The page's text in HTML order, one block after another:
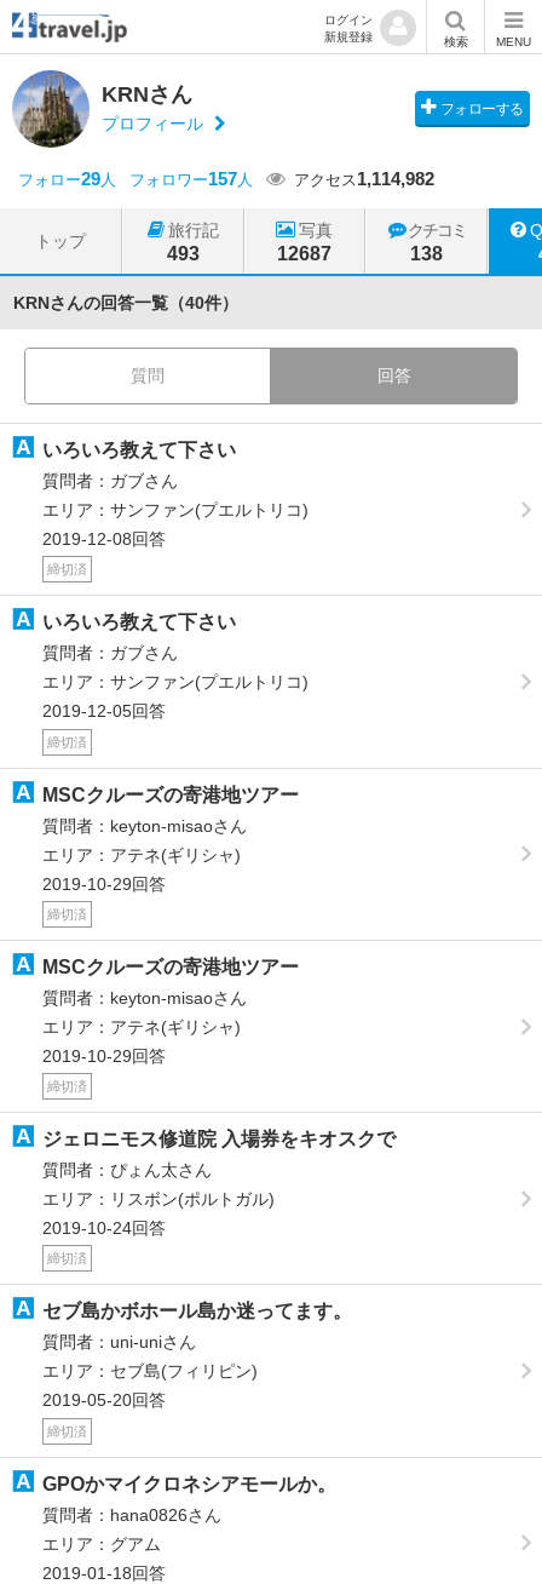
ログイン
新規登録
検索 MENU
KRNさん
プロフィール
フォローする
フォロー29人 フォロワー157人 アクセス1,114,982
トップ
旅行記
493
写真
12687
クチコミ
138
KRNさんの回答一覧（40件）
質問 回答
いろいろ教えて下さい
質問者：ガブさん
エリア：サンファン(プエルトリコ)
2019-12-08回答
締切済
いろいろ教えて下さい
質問者：ガブさん
エリア：サンファン(プエルトリコ)
2019-12-05回答
締切済
MSCクルーズの寄港地ツアー
質問者：keyton-misaoさん
エリア：アテネ(ギリシャ)
2019-10-29回答
締切済
MSCクルーズの寄港地ツアー
質問者：keyton-misaoさん
エリア：アテネ(ギリシャ)
2019-10-29回答
締切済
ジェロニモス修道院 入場券をキオスクで
質問者：ぴょん太さん
エリア：リスボン(ポルトガル)
2019-10-24回答
締切済
セブ島かボホール島か迷ってます。
質問者：uni-uniさん
エリア：セブ島(フィリピン)
2019-05-20回答
締切済
GPOかマイクロネシアモールか。
質問者：hana0826さん
エリア：グアム
2019-01-18回答